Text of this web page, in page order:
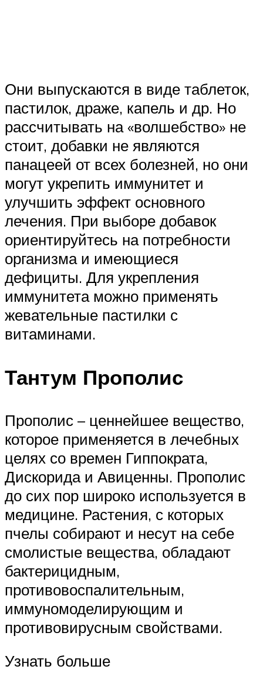
Они выпускаются в виде таблеток,
пастилок, драже, капель и др. Но
рассчитывать на «волшебство» не
стоит, добавки не являются
панацеей от всех болезней, но они
могут укрепить иммунитет и
улучшить эффект основного
лечения. При выборе добавок
ориентируйтесь на потребности
организма и имеющиеся
дефициты. Для укрепления
иммунитета можно применять
жевательные пастилки с
витаминами.
Тантум Прополис
Прополис – ценнейшее вещество,
которое применяется в лечебных
целях со времен Гиппократа,
Дискорида и Авиценны. Прополис
до сих пор широко используется в
медицине. Растения, с которых
пчелы собирают и несут на себе
смолистые вещества, обладают
бактерицидным,
противовоспалительным,
иммуномоделирующим и
противовирусным свойствами.
Узнать больше